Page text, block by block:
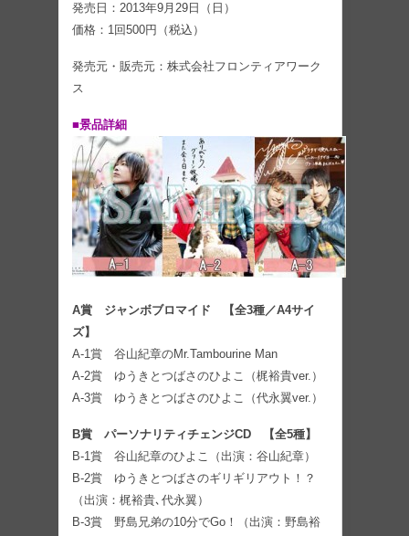
発売日：2013年9月29日（日）
価格：1回500円（税込）
発売元・販売元：株式会社フロンティアワーク
ス
■景品詳細
A賞 ジャンボブロマイド 【全3種／A4サイ
ズ】
A-1賞 谷山紀章のMr.Tambourine Man
A-2賞 ゆうきとつばさのひよこ（梶裕貴ver.）
A-3賞 ゆうきとつばさのひよこ（代永翼ver.）
B賞 パーソナリティチェンジCD 【全5種】
B-1賞 谷山紀章のひよこ（出演：谷山紀章）
B-2賞 ゆうきとつばさのギリギリアウト！？
（出演：梶裕貴､代永翼）
B-3賞 野島兄弟の10分でGo！（出演：野島裕